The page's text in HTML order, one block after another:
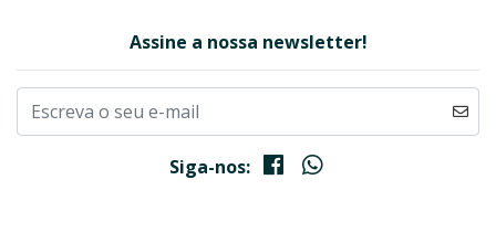
Assine a nossa newsletter!
Siga-nos: